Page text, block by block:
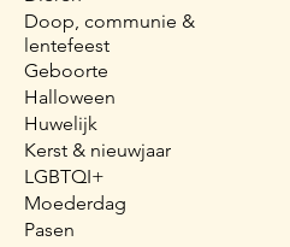
Doop, communie &
lentefeest
Geboorte
Halloween
Huwelijk
Kerst & nieuwjaar
LGBTQI+
Moederdag
Pasen